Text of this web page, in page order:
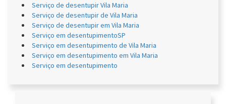
Serviço de desentupir Vila Maria
Serviço de desentupir de Vila Maria
Serviço de desentupir em Vila Maria
Serviço em desentupimentoSP
Serviço em desentupimento de Vila Maria
Serviço em desentupimento em Vila Maria
Serviço em desentupimento